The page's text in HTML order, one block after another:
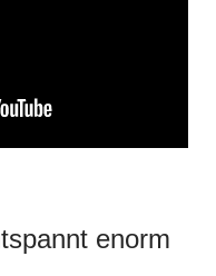
enorm